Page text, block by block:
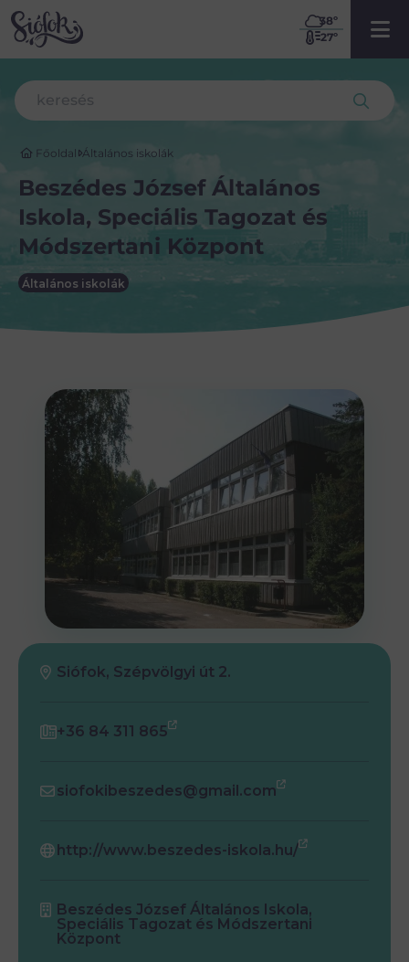
38º
27º
Főoldal Általános iskolák
Beszédes József Általános
Iskola, Speciális Tagozat és
Módszertani Központ
Általános iskolák
Siófok, Szépvölgyi út 2.
+36 84 311 865
siofokibeszedes@gmail.com
http://www.beszedes-iskola.hu/
Beszédes József Általános Iskola,
Speciális Tagozat és Módszertani
Központ